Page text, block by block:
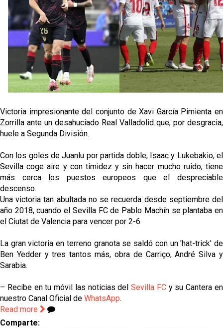
Alberto Flores, muy cerca de convertirse en nuevo
jugador del Granada CF
El Granada negocia con el Sevilla FC por Alberto
Flores
IDV reclama dinero al Sevilla por Mercado
Crónica Pretemporada | Real Madrid 2-4 Sevilla FC
Femenino
Victoria impresionante del conjunto de Xavi García Pimienta en
Zorrilla ante un desahuciado Real Valladolid que, por desgracia,
huele a Segunda División.
Con los goles de Juanlu por partida doble, Isaac y Lukebakio, el
Sevilla coge aire y con timidez y sin hacer mucho ruido, tiene
más cerca los puestos europeos que el despreciable
descenso.
Una victoria tan abultada no se recuerda desde septiembre del
año 2018, cuando el Sevilla FC de Pablo Machín se plantaba en
el Ciutat de Valencia para vencer por 2-6
La gran victoria en terreno granota se saldó con un 'hat-trick' de
Ben Yedder y tres tantos más, obra de Carriço, André Silva y
Sarabia.
– Recibe en tu móvil las noticias delSevilla FCy su Cantera en
nuestro Canal Oficial de WhatsApp.
Read more
Comparte: